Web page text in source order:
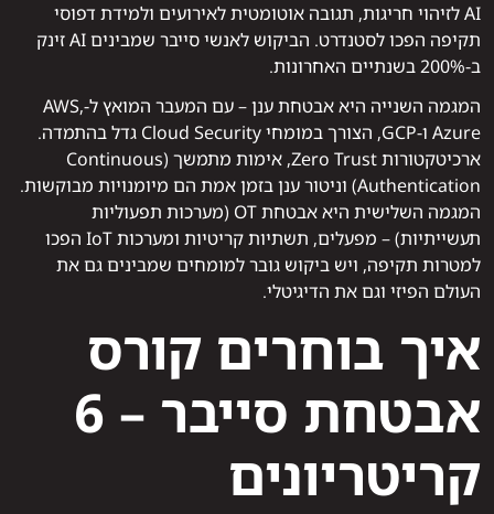
AI לזיהוי חריגות, תגובה אוטומטית לאירועים ולמידת דפוסי
תקיפה הפכו לסטנדרט. הביקוש לאנשי סייבר שמבינים AI זינק
ב‑200% בשנתיים האחרונות.
המגמה השנייה היא אבטחת ענן – עם המעבר המואץ ל‑AWS,
Azure ו‑GCP, הצורך במומחי Cloud Security גדל בהתמדה.
ארכיטקטורות Zero Trust, אימות מתמשך (Continuous
Authentication) וניטור ענן בזמן אמת הם מיומנויות מבוקשות.
המגמה השלישית היא אבטחת OT (מערכות תפעוליות
תעשייתיות) – מפעלים, תשתיות קריטיות ומערכות IoT הפכו
למטרות תקיפה, ויש ביקוש גובר למומחים שמבינים גם את
העולם הפיזי וגם את הדיגיטלי.
איך בוחרים קורס
אבטחת סייבר – 6
קריטריונים